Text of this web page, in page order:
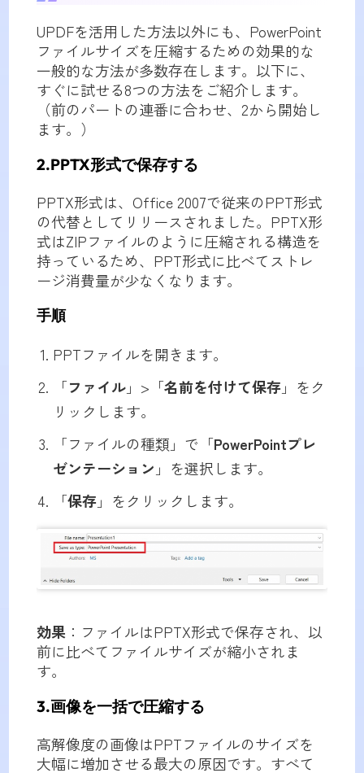
UPDFを活用した方法以外にも、PowerPoint
ファイルサイズを圧縮するための効果的な
一般的な方法が多数存在します。以下に、
すぐに試せる8つの方法をご紹介します。
（前のパートの連番に合わせ、2から開始し
ます。）
2.PPTX形式で保存する
PPTX形式は、Office 2007で従来のPPT形式
の代替としてリリースされました。PPTX形
式はZIPファイルのように圧縮される構造を
持っているため、PPT形式に比べてストレ
ージ消費量が少なくなります。
手順
PPTファイルを開きます。
「ファイル」>「名前を付けて保存」をク
リックします。
「ファイルの種類」で「PowerPointプレ
ゼンテーション 」を選択します。
「保存」をクリックします。
効果 ：ファイルはPPTX形式で保存され、以
前に比べてファイルサイズが縮小されま
す。
3.画像を一括で圧縮する
高解像度の画像はPPTファイルのサイズを
大幅に増加させる最大の原因です。すべて